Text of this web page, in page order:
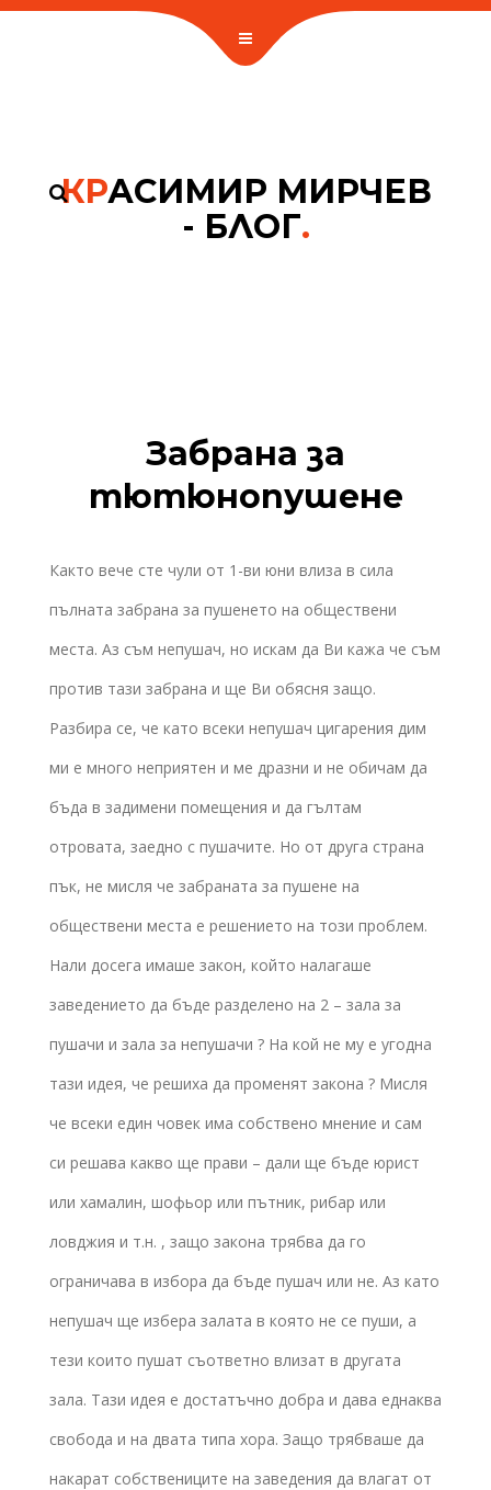
КРАСИМИР МИРЧЕВ
- БЛОГ.
Забрана за
тютюнопушене
Както вече сте чули от 1-ви юни влиза в сила
пълната забрана за пушенето на обществени
места. Аз съм непушач, но искам да Ви кажа че съм
против тази забрана и ще Ви обясня защо.
Разбира се, че като всеки непушач цигарения дим
ми е много неприятен и ме дразни и не обичам да
бъдa в задимени помещения и да гълтам
отровата, заедно с пушачите. Но от друга страна
пък, не мисля че забраната за пушене на
обществени места е решението на този проблем.
Нали досега имаше закон, който налагаше
заведението да бъде разделено на 2 – зала за
пушачи и зала за непушачи ? На кой не му е угодна
тази идея, че решиха да променят закона ? Мисля
че всеки един човек има собствено мнение и сам
си решава какво ще прави – дали ще бъде юрист
или хамалин, шофьор или пътник, рибар или
ловджия и т.н. , защо закона трябва да го
ограничава в избора да бъде пушач или не. Аз като
непушач ще избера залата в която не се пуши, а
тези които пушат съответно влизат в другата
зала. Тази идея е достатъчно добра и дава еднаква
свобода и на двата типа хора. Защо трябваше да
накарат собствениците на заведения да влагат от